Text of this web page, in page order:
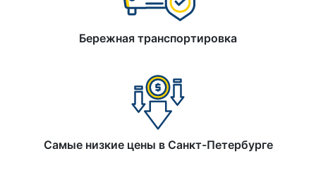
Бережная транспортировка
Самые низкие цены в Санкт-Петербурге